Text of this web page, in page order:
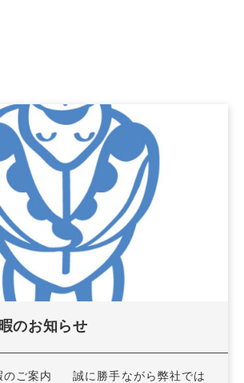
のお知らせ
のご案内 誠に勝手ながら弊社では